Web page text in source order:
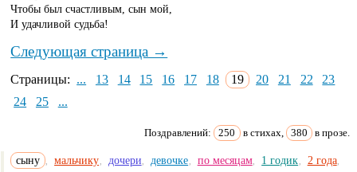
Чтобы был счастливым, сын мой,
И удачливой судьба!
Следующая страница →
Страницы: ... 13 14 15 16 17 18 19 20 21 22
23
24
25 ...
Поздравлений: 250 в стихах, 380 в прозе.
сыну мальчику дочери девочке по месяцам 1 годик 2 года